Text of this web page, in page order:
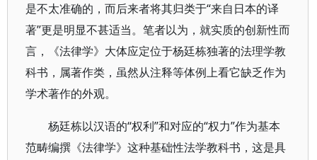
是不太准确的，而后来者将其归类于“来自日本的译
著”更是明显不甚适当。笔者以为，就实质的创新性而
言，《法律学》大体应定位于杨廷栋独著的法理学教
科书，属著作类，虽然从注释等体例上看它缺乏作为
学术著作的外观。
杨廷栋以汉语的“权利”和对应的“权力”作为基本
范畴编撰《法律学》这种基础性法学教科书，这是具